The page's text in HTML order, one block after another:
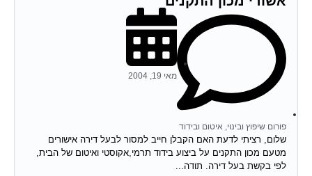
פורום שיפוץ ובינוי, איטום ובידוד
מאי 19, 2004
שלום, רציתי לדעת האם הקבלן חייב למסור לבעל דירה אישורים
מטעם מכון התקנים על ביצוע בידוד תרמי,אקוסטי ואיטום של הבית,
לפי בקשת בעל דירה. תודה...